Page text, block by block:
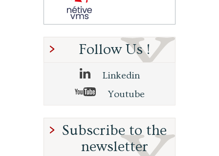
Follow Us !
Linkedin
Youtube
Subscribe to the
newsletter